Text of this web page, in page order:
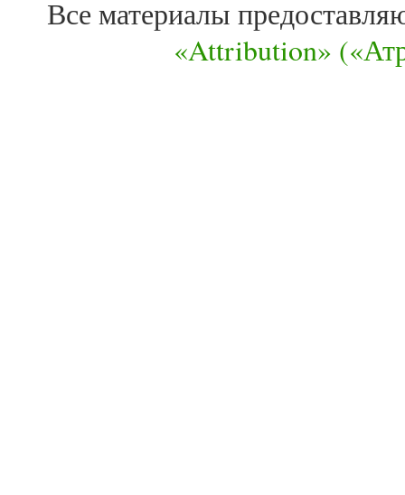
Все материалы
«Attribution»